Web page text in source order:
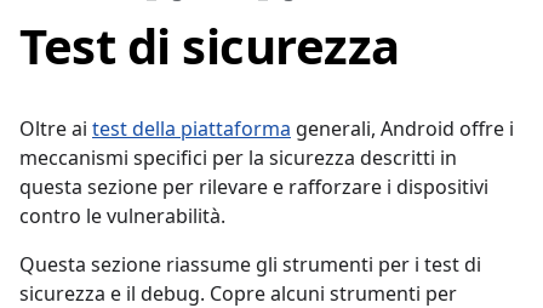
Test di sicurezza
Oltre ai test della piattaforma generali, Android offre i
meccanismi specifici per la sicurezza descritti in
questa sezione per rilevare e rafforzare i dispositivi
contro le vulnerabilità.
Questa sezione riassume gli strumenti per i test di
sicurezza e il debug. Copre alcuni strumenti per